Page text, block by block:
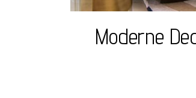
Moderne